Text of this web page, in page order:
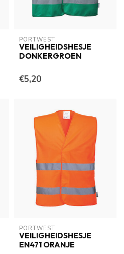
PORTWEST
VEILIGHEIDSHESJE
DONKERGROEN
€5,20
PORTWEST
VEILIGHEIDSHESJE
EN471 ORANJE